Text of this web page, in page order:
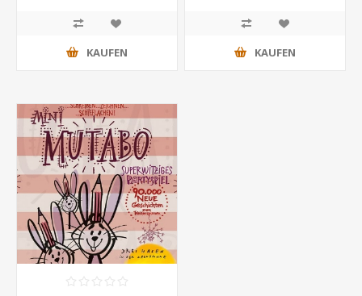
KAUFEN KAUFEN